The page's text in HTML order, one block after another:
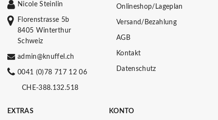
Nicole Steinlin
Florenstrasse 5b
8405 Winterthur
Schweiz
admin@knuffel.ch
0041 (0)78 717 12 06
CHE-388.132.518
Onlineshop/Lageplan
Versand/Bezahlung
AGB
Kontakt
Datenschutz
EXTRAS KONTO